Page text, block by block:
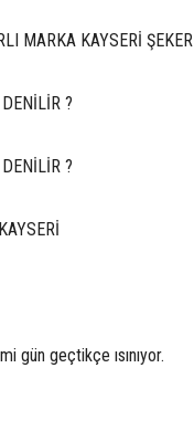
MARKA KAYSERİ ŞEKER
?
?
gün geçtikçe ısınıyor.